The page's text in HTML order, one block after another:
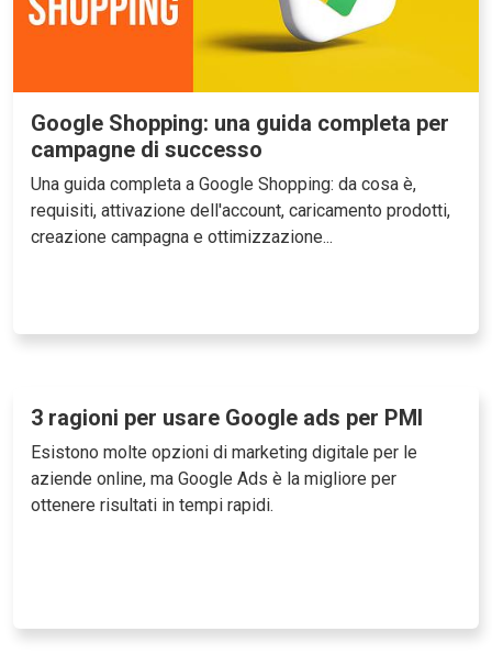
Google Shopping: una guida completa per
campagne di successo
Una guida completa a Google Shopping: da cosa è,
requisiti, attivazione dell'account, caricamento prodotti,
creazione campagna e ottimizzazione...
3 ragioni per usare Google ads per PMI
Esistono molte opzioni di marketing digitale per le
aziende online, ma Google Ads è la migliore per
ottenere risultati in tempi rapidi.